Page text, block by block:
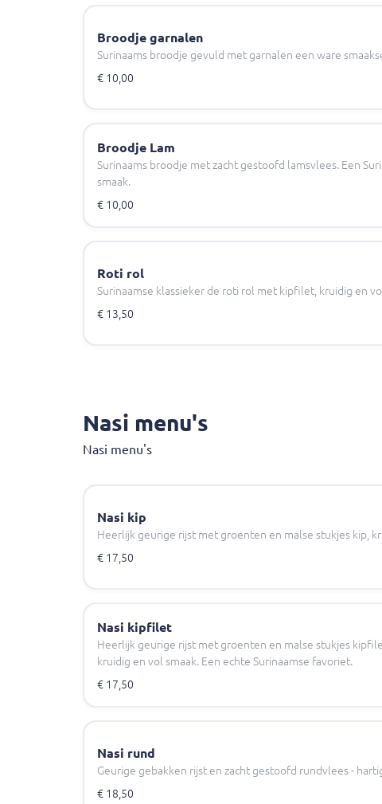
Broodje garnalen
Surinaams broodje gevuld met garnalen een ware
€ 10,00
Broodje Lam
Surinaams broodje met zacht gestoofd lamsvlees. Een
smaak.
€ 10,00
Roti rol
Surinaamse klassieker de roti rol met kipfilet, kruidig en
€ 13,50
Nasi menu's
Nasi menu's
Nasi kip
Heerlijk geurige rijst met groenten en malse stukjes kip,
€ 17,50
Nasi kipfilet
Heerlijk geurige rijst met groenten en malse stukjes
kruidig en vol smaak. Een echte Surinaamse favoriet.
€ 17,50
Nasi rund
Geurige gebakken rijst en zacht gestoofd rundvlees -
€ 18,50